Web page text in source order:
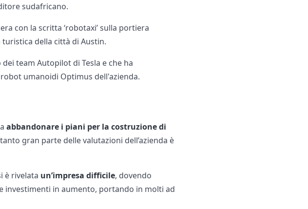
sudafricano.
con la scritta ‘robotaxi’ sulla portiera
della città di Austin.
team Autopilot di Tesla e che ha
umanoidi Optimus dell'azienda.
abbandonare i piani per la costruzione di
gran parte delle valutazioni dell’azienda è
è rivelata un’impresa difficile, dovendo
investimenti in aumento, portando in molti ad